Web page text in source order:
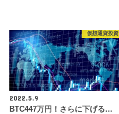
仮想通貨投資
2022.5.9
BTC447万円！さらに下げる…